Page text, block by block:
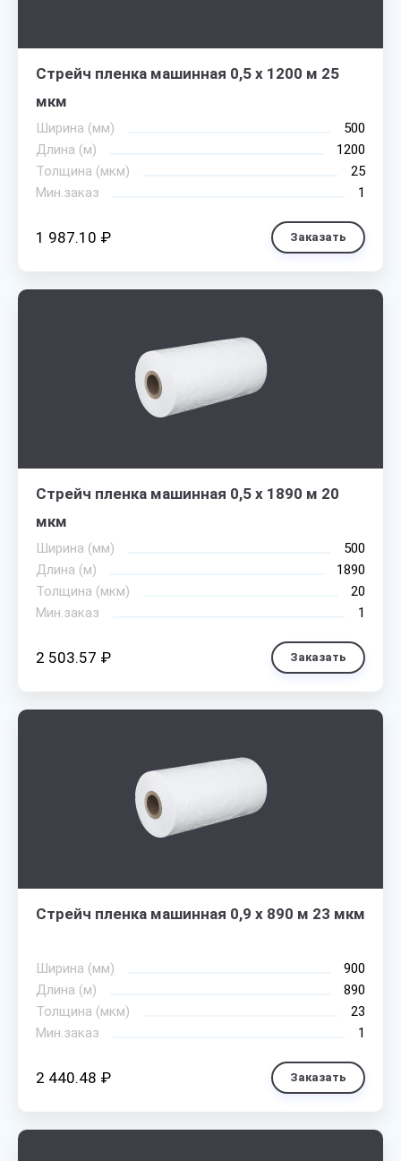
Стрейч пленка машинная 0,5 х 1200 м 25
мкм
Ширина (мм)
500
Длина (м)
1200
Толщина (мкм)
25
Мин.заказ
1
1 987.10 ₽ Заказать
Стрейч пленка машинная 0,5 х 1890 м 20
мкм
Ширина (мм)
500
Длина (м)
1890
Толщина (мкм)
20
Мин.заказ
1
2 503.57 ₽ Заказать
Стрейч пленка машинная 0,9 х 890 м 23 мкм
Ширина (мм)
900
Длина (м)
890
Толщина (мкм)
23
Мин.заказ
1
2 440.48 ₽ Заказать